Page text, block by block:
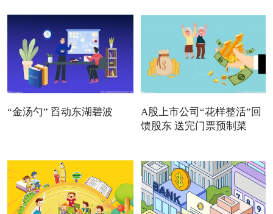
“金汤勺” 舀动东湖碧波
A股上市公司“花样整活”回
馈股东 送完门票预制菜